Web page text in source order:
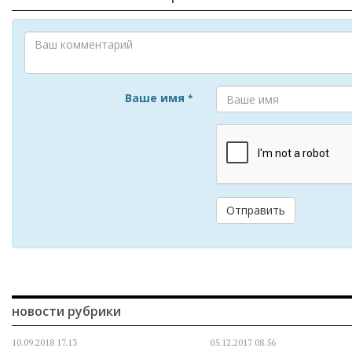
Ваше имя *
Отправить
новости рубрики
10.09.2018 17.13 05.12.2017 08.56